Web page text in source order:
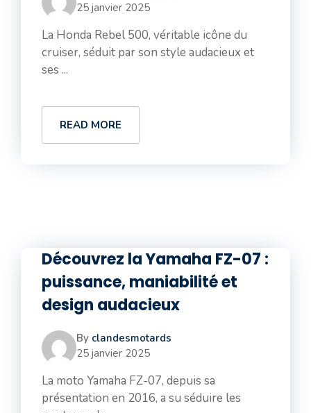
25 janvier 2025
La Honda Rebel 500, véritable icône du
cruiser, séduit par son style audacieux et
ses ...
READ MORE
Découvrez la Yamaha FZ-07 :
puissance, maniabilité et
design audacieux
By clandesmotards
25 janvier 2025
La moto Yamaha FZ-07, depuis sa
présentation en 2016, a su séduire les